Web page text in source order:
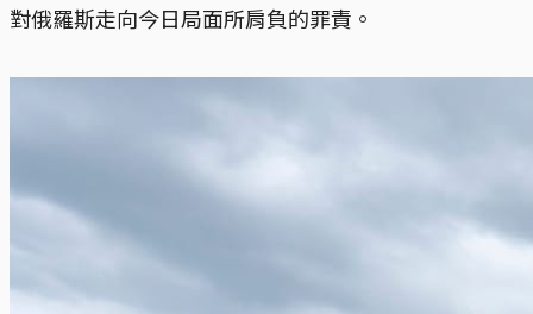
對俄羅斯走向今日局面所肩負的罪責。